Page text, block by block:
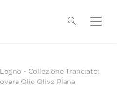
- Collezione Tranciato:
Olio Olivo Plana